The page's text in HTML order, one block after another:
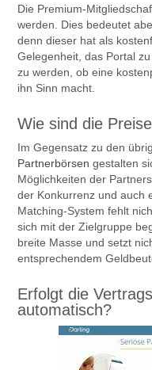
Die Premium-
werden. Dies bedeutet
denn dieser hat als
Gelegenheit, das Portal
zu werden, ob eine
ihn Sinn macht.
Wie sind die
Im Gegensatz zu den
Partnerbörsen gestalten
Möglichkeiten der
der Konkurrenz und auch
Matching-System fehlt
sich mit der Zielgruppe
breite Masse und setzt
entsprechendem
Erfolgt die
automatisch?